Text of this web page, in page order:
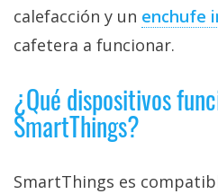
calefacción y un enchufe
cafetera a funcionar.
¿Qué dispositivos
SmartThings?
SmartThings es